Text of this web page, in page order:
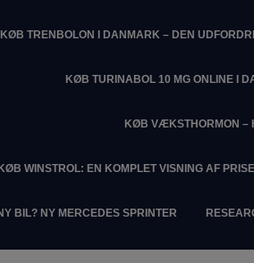
KØB TRENBOLON I DANMARK – DEN
KØB TURINABOL 10 MG ONLINE I
KØB VÆKSTHORMON –
WINSTROL: EN KOMPLET VISNING AF
BIL? NY MERCEDES SPRINTER